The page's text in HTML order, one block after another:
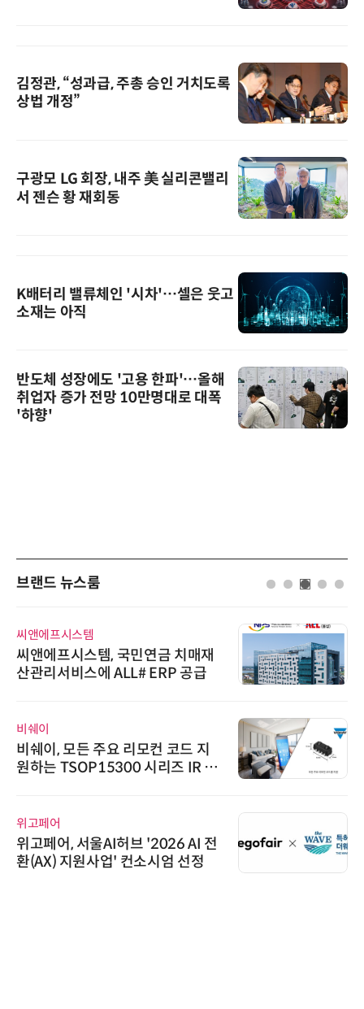
김정관, “성과급, 주총 승인 거치도록
상법 개정”
구광모 LG 회장, 내주 美 실리콘밸리
서 젠슨 황 재회동
K배터리 밸류체인 '시차'…셀은 웃고
소재는 아직
반도체 성장에도 '고용 한파'…올해
취업자 증가 전망 10만명대로 대폭
'하향'
브랜드 뉴스룸
씨앤에프시스템
씨앤에프시스템, 국민연금 치매재
산관리서비스에 ALL# ERP 공급
비쉐이
비쉐이, 모든 주요 리모컨 코드 지
원하는 TSOP15300 시리즈 IR 수
위고페어
위고페어, 서울AI허브 '2026 AI 전
환(AX) 지원사업' 컨소시엄 선정